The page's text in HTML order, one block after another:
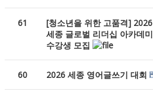
61
[청소년을 위한 고품격] 2026
세종 글로벌 리더십 아카데미
수강생 모집
60 2026 세종 영어글쓰기 대회